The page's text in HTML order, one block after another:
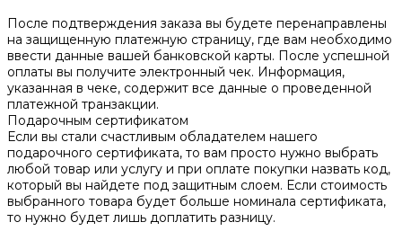
После подтверждения заказа вы будете перенаправлены
на защищенную платежную страницу, где вам необходимо
ввести данные вашей банковской карты. После успешной
оплаты вы получите электронный чек. Информация,
указанная в чеке, содержит все данные о проведенной
платежной транзакции.
Подарочным сертификатом
Если вы стали счастливым обладателем нашего
подарочного сертификата, то вам просто нужно выбрать
любой товар или услугу и при оплате покупки назвать код,
который вы найдете под защитным слоем. Если стоимость
выбранного товара будет больше номинала сертификата,
то нужно будет лишь доплатить разницу.